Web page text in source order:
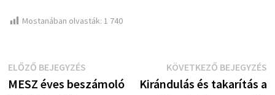
Mostanában olvasták: 1 740
Bejegyzés
ELŐZŐ BEJEGYZÉSElőző
bejegyzés:
MESZ éves beszámoló
KÖVETKEZŐ BEJEGYZÉS
Kirándulás és takarítás a